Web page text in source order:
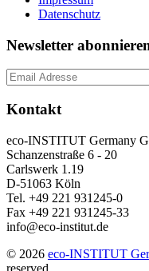
Datenschutz
Newsletter
Kontakt
eco-INSTITUT Germany
Schanzenstraße 6 - 20
Carlswerk 1.19
D-51063 Köln
Tel. +49 221 931245-0
Fax +49 221 931245-33
info@eco-institut.de
© 2026 eco-INSTITUT
reserved.